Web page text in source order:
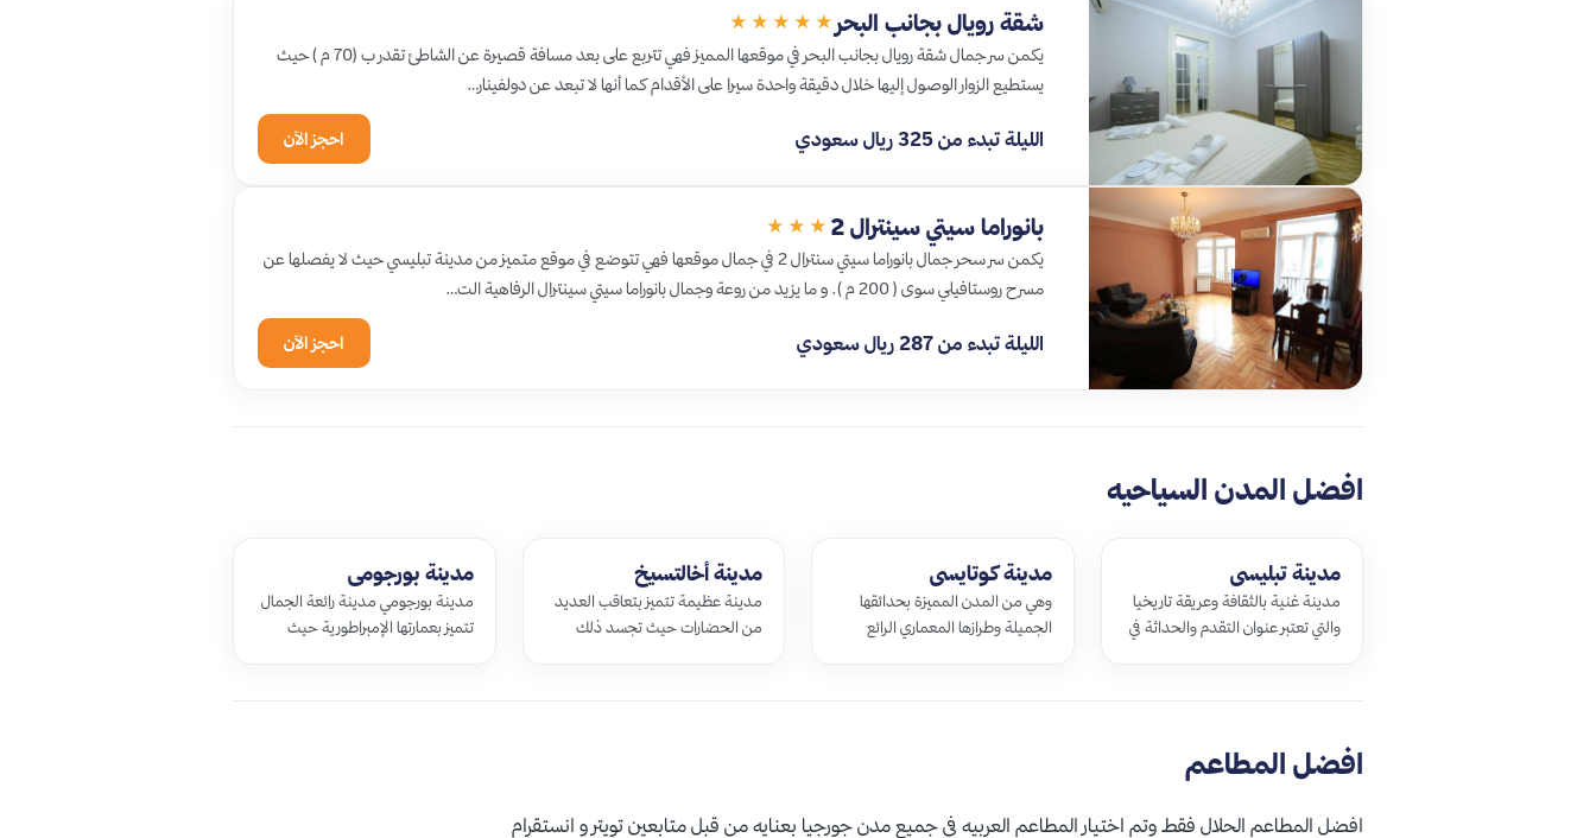
شقة رويال بجانب البحر ★★★★★
يكمن سر جمال شقة رويال بجانب البحر في موقعها المميز فهي تتربع على بعد مسافة قصيرة عن الشاطئ تقدر ب (70 م ) حيث
يستطيع الزوار الوصول إليها خلال دقيقة واحدة سيرا على الأقدام كما أنها لا تبعد عن دولفينار…
الليلة تبدء من 325 ريال سعودي احجز الآن
بانوراما سيتي سينترال 2 ★★★
يكمن سر سحر جمال بانوراما سيتي سنترال 2 في جمال موقعها فهي تتوضع في موقع متميز من مدينة تبليسي حيث لا يفصلها عن
مسرح روستافيلي سوى ( 200 م ). و ما يزيد من روعة وجمال بانوراما سيتي سينترال الرفاهية الت…
الليلة تبدء من 287 ريال سعودي احجز الآن
افضل المدن السياحيه
مدينة تبليسي
مدينة غنية بالثقافة وعريقة تاريخيا
والتي تعتبر عنوان التقدم والحداثة في
مدينة كوتايسى
وهي من المدن المميزة بحدائقها
الجميلة وطرازها المعماري الرائع
مدينة أخالتسيخ
مدينة عظيمة تتميز بتعاقب العديد
من الحضارات حيث تجسد ذلك
مدينة بورجومي
مدينة بورجومي مدينة رائعة الجمال
تتميز بعمارتها الإمبراطورية حيث
افضل المطاعم
افضل المطاعم الحلال فقط وتم اختيار المطاعم العربيه في جميع مدن جورجيا بعنايه من قبل متابعين تويتر و انستقرام